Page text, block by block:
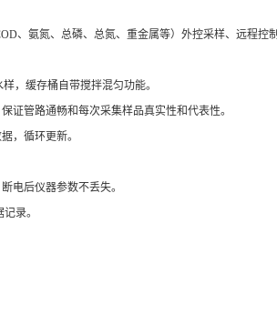
氨氮、总磷、总氮、重金属等）外控采样、远程控
，缓存桶自带搅拌混匀功能。
管路通畅和每次采集样品真实性和代表性。
，循环更新。
电后仪器参数不丢失。
录。